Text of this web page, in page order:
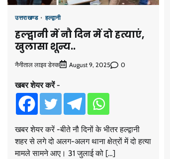
उत्तराखण्ड हल्द्वानी
हल्द्वानी में नौ दिन में दो हत्याएं,
खुलासा शून्य..
नैनीताल लाइव डेस्क August 9, 2025 0
खबर शेयर करें -
खबर शेयर करें -बीते नौ दिनों के भीतर हल्द्वानी
शहर से लगे दो अलग-अलग थाना क्षेत्रों में दो हत्या
मामले सामने आए। 31 जुलाई को […]